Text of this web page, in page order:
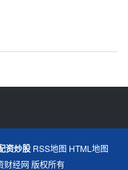
资炒股 RSS地图 HTML地图
财经网 版权所有